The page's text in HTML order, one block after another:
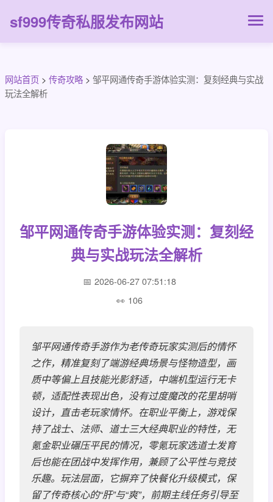
sf999传奇私服发布网站
网站首页 > 传奇攻略 > 邹平网通传奇手游体验实测：复刻经典与实战
玩法全解析
邹平网通传奇手游体验实测：复刻经
典与实战玩法全解析
2026-06-27 07:51:18
106
邹平网通传奇手游作为老传奇玩家实测后的情怀
之作，精准复刻了端游经典场景与怪物造型，画
质中等偏上且技能光影舒适，中端机型运行无卡
顿，适配性表现出色，没有过度魔改的花里胡哨
设计，直击老玩家情怀。在职业平衡上，游戏保
持了战士、法师、道士三大经典职业的特性，无
氪金职业碾压平民的情况，零氪玩家选道士发育
后也能在团战中发挥作用，兼顾了公平性与竞技
乐趣。玩法层面，它摒弃了快餐化升级模式，保
留了传奇核心的“肝”与“爽”，前期主线任务引导至